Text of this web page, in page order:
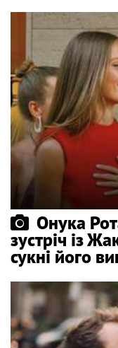
Онука
зустріч із
сукні його